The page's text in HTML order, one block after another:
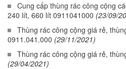
Cung cấp thùng rác công cộng
240 lít, 660 lít 0911041000 (23/09/
Thùng rác công cộng giá rẻ,
0911.041.000 (29/11/2021)
Thùng rác công cộng giá rẻ,
(29/04/2021)